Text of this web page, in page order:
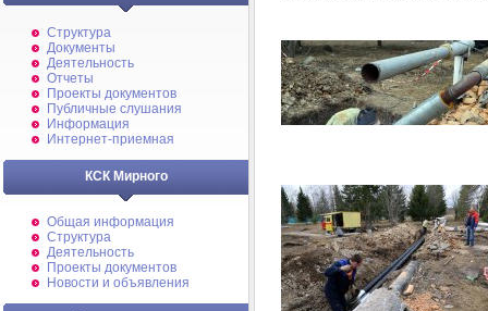
Структура
Документы
Деятельность
Отчеты
Проекты документов
Публичные слушания
Информация
Интернет-приемная
КСК Мирного
Общая информация
Структура
Деятельность
Проекты документов
Новости и объявления